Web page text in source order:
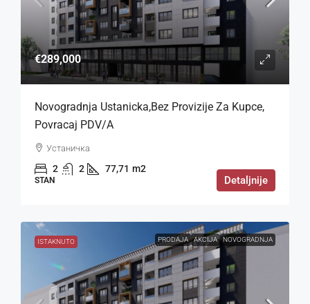
€289,000
Novogradnja Ustanicka,bez Provizije Za Kupce,
Povracaj PDV/a
Устаничка
2 2 77,71 m2
STAN Detaljnije
ISTAKNUTO PRODAJA AKCIJA NOVOGRADNJA